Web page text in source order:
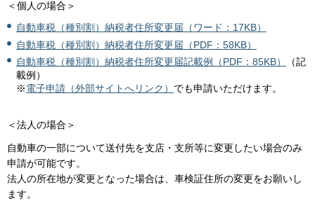
＜個人の場合＞
自動車税（種別割）納税者住所変更届（ワード：17KB）
自動車税（種別割）納税者住所変更届（PDF：58KB）
自動車税（種別割）納税者住所変更届記載例（PDF：85KB）
（記
載例）
※電子申請（外部サイトへリンク） でも申請いただけます。
＜法人の場合＞
自動車の一部について送付先を支店・支所等に変更したい場合のみ
申請が可能です。
法人の所在地が変更となった場合は、車検証住所の変更をお願いし
ます。